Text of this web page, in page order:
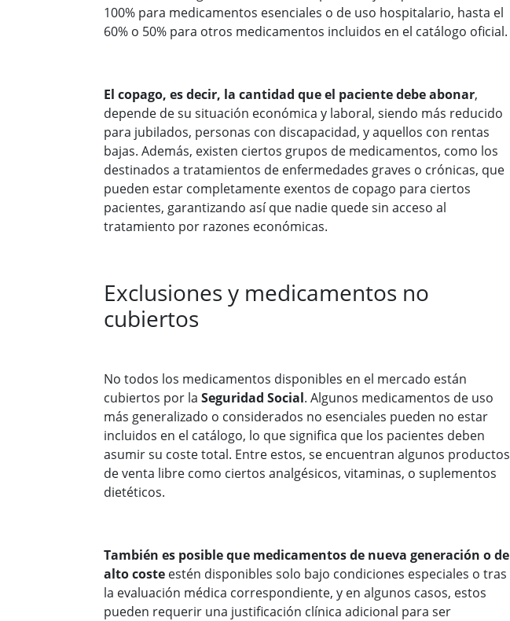
100% para medicamentos esenciales o de uso hospitalario, hasta el
60% o 50% para otros medicamentos incluidos en el catálogo oficial.
El copago, es decir, la cantidad que el paciente debe abonar,
depende de su situación económica y laboral, siendo más reducido
para jubilados, personas con discapacidad, y aquellos con rentas
bajas. Además, existen ciertos grupos de medicamentos, como los
destinados a tratamientos de enfermedades graves o crónicas, que
pueden estar completamente exentos de copago para ciertos
pacientes, garantizando así que nadie quede sin acceso al
tratamiento por razones económicas.
Exclusiones y medicamentos no
cubiertos
No todos los medicamentos disponibles en el mercado están
cubiertos por la Seguridad Social. Algunos medicamentos de uso
más generalizado o considerados no esenciales pueden no estar
incluidos en el catálogo, lo que significa que los pacientes deben
asumir su coste total. Entre estos, se encuentran algunos productos
de venta libre como ciertos analgésicos, vitaminas, o suplementos
dietéticos.
También es posible que medicamentos de nueva generación o de
alto coste estén disponibles solo bajo condiciones especiales o tras
la evaluación médica correspondiente, y en algunos casos, estos
pueden requerir una justificación clínica adicional para ser